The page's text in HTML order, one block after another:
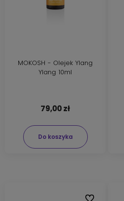
MOKOSH - Olejek Ylang
Ylang 10ml
79,00 zł
Do koszyka
Do ulubionych